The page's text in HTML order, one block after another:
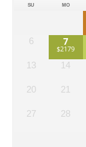
SU MO
6 7
13 14
20 21
27 28